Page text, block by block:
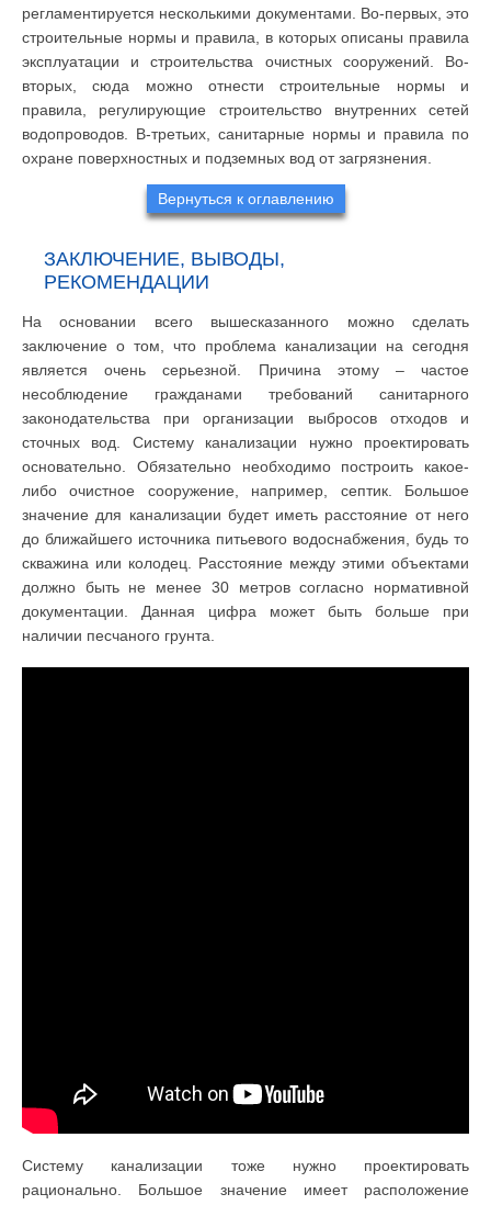
регламентируется несколькими документами. Во-первых, это
строительные нормы и правила, в которых описаны правила
эксплуатации и строительства очистных сооружений. Во-
вторых, сюда можно отнести строительные нормы и
правила, регулирующие строительство внутренних сетей
водопроводов. В-третьих, санитарные нормы и правила по
охране поверхностных и подземных вод от загрязнения.
Вернуться к оглавлению
ЗАКЛЮЧЕНИЕ, ВЫВОДЫ,
РЕКОМЕНДАЦИИ
На основании всего вышесказанного можно сделать
заключение о том, что проблема канализации на сегодня
является очень серьезной. Причина этому – частое
несоблюдение гражданами требований санитарного
законодательства при организации выбросов отходов и
сточных вод. Систему канализации нужно проектировать
основательно. Обязательно необходимо построить какое-
либо очистное сооружение, например, септик. Большое
значение для канализации будет иметь расстояние от него
до ближайшего источника питьевого водоснабжения, будь то
скважина или колодец. Расстояние между этими объектами
должно быть не менее 30 метров согласно нормативной
документации. Данная цифра может быть больше при
наличии песчаного грунта.
Систему канализации тоже нужно проектировать
рационально. Большое значение имеет расположение